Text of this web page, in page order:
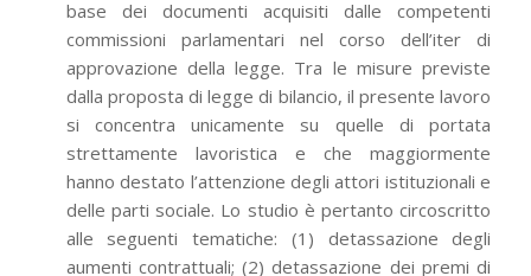
base dei documenti acquisiti dalle competenti
commissioni parlamentari nel corso dell’iter di
approvazione della legge. Tra le misure previste
dalla proposta di legge di bilancio, il presente lavoro
si concentra unicamente su quelle di portata
strettamente lavoristica e che maggiormente
hanno destato l’attenzione degli attori istituzionali e
delle parti sociale. Lo studio è pertanto circoscritto
alle seguenti tematiche: (1) detassazione degli
aumenti contrattuali; (2) detassazione dei premi di